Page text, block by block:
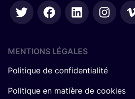
MENTIONS LÉGALES
Politique de confidentialité
Politique en matière de cookies